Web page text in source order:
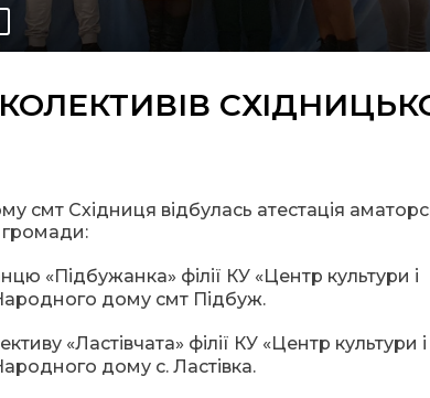
смт Східниця відбулась атестація
громади:
«Підбужанка» філії КУ «Центр культури і
дому смт Підбуж.
«Ластівчата» філії КУ «Центр культури і
дому с. Ластівка.